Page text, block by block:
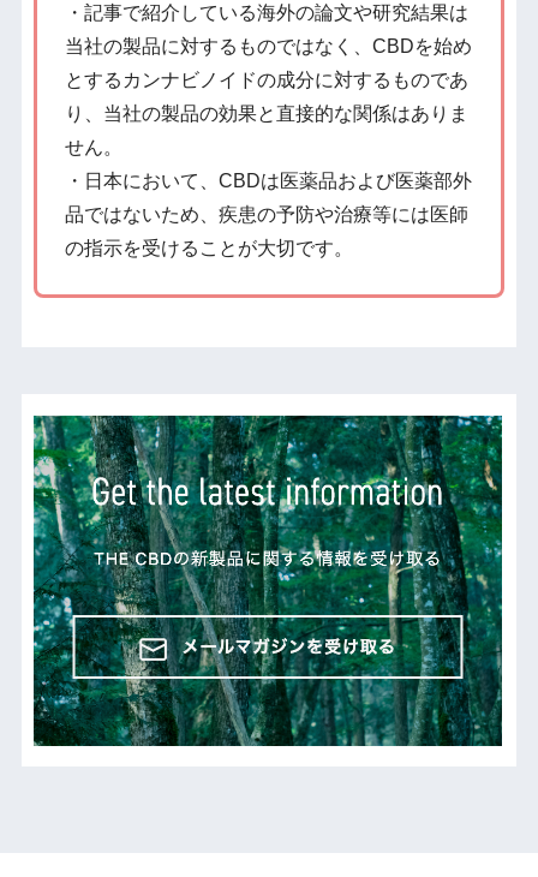
・記事で紹介している海外の論文や研究結果は
当社の製品に対するものではなく、CBDを始め
とするカンナビノイドの成分に対するものであ
り、当社の製品の効果と直接的な関係はありま
せん。
・日本において、CBDは医薬品および医薬部外
品ではないため、疾患の予防や治療等には医師
の指示を受けることが大切です。